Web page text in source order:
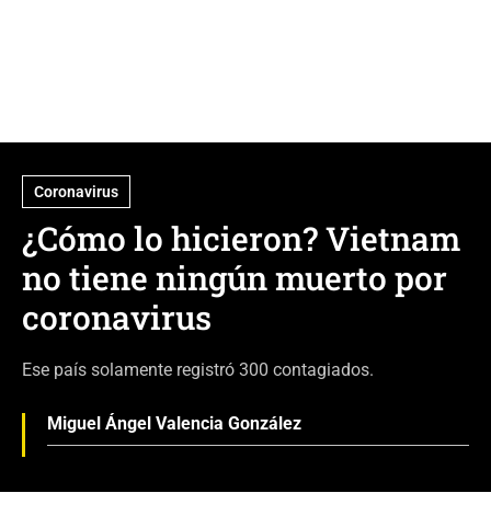
Coronavirus
¿Cómo lo hicieron? Vietnam
no tiene ningún muerto por
coronavirus
Ese país solamente registró 300 contagiados.
Miguel Ángel Valencia González